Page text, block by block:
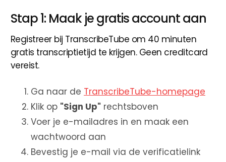
Stap 1: Maak je gratis account aan
Registreer bij TranscribeTube om 40 minuten
gratis transcriptietijd te krijgen. Geen creditcard
vereist.
Ga naar de TranscribeTube-homepage
Klik op "Sign Up" rechtsboven
Voer je e-mailadres in en maak een
wachtwoord aan
Bevestig je e-mail via de verificatielink